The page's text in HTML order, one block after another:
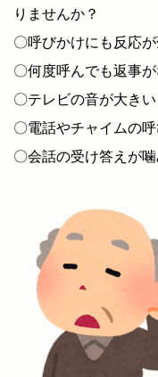
りませんか？
〇呼びかけにも反応
〇何度呼んでも返事
〇テレビの音が大きい
〇電話やチャイムの
〇会話の受け答えが